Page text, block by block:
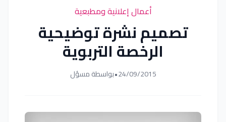
أعمال إعلانية ومطبعية
تصميم نشرة توضيحية
الرخصة التربوية
24/09/2015
•بواسطة مسؤل